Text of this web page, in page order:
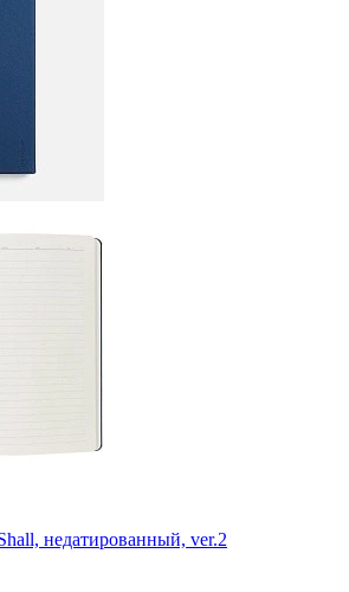
недатированный, ver.2